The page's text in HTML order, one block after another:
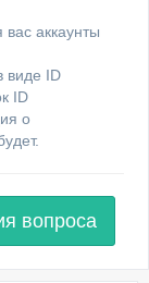
аккаунты
виде ID
ID
о
вопроса